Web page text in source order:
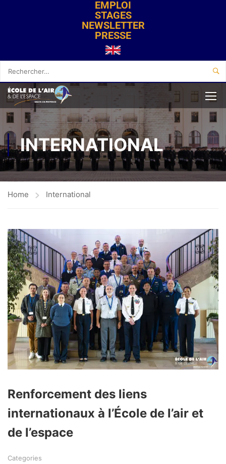
EMPLOI
STAGES
NEWSLETTER
PRESSE
INTERNATIONAL
Home International
Renforcement des liens
internationaux à l’École de l’air et
de l’espace
Categories